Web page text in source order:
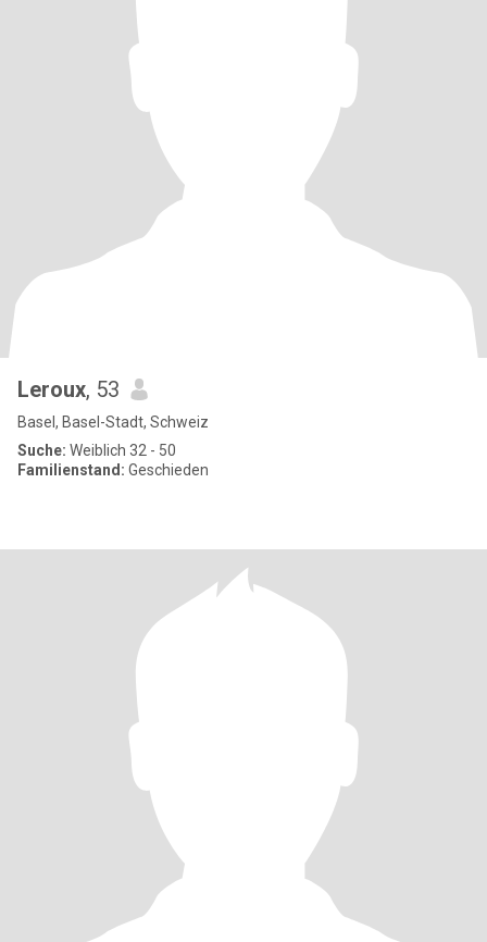
Leroux, 53
Basel, Basel-Stadt, Schweiz
Suche: Weiblich 32 - 50
Familienstand: Geschieden